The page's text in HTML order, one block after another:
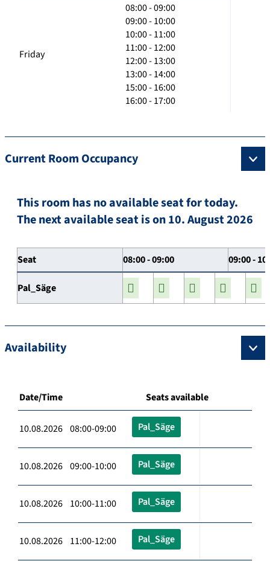
Friday
08:00 - 09:00
09:00 - 10:00
10:00 - 11:00
11:00 - 12:00
12:00 - 13:00
13:00 - 14:00
15:00 - 16:00
16:00 - 17:00
Current Room Occupancy
This room has no available seat for today.
The next available seat is on 10. August 2026
Seat 08:00 - 09:00 09:00 -
Pal_Säge
Availability
Date/Time Seats available
10.08.2026 08:00-09:00 Pal_Säge
10.08.2026 09:00-10:00 Pal_Säge
10.08.2026 10:00-11:00 Pal_Säge
10.08.2026 11:00-12:00 Pal_Säge